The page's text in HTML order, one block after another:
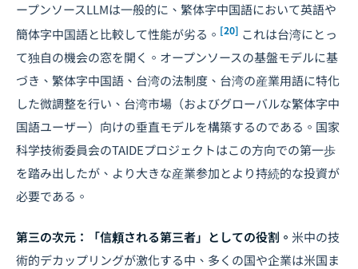
ープンソースLLMは一般的に、繁体字中国語において英語や
簡体字中国語と比較して性能が劣る。 [20] これは台湾にとっ
て独自の機会の窓を開く。オープンソースの基盤モデルに基
づき、繁体字中国語、台湾の法制度、台湾の産業用語に特化
した微調整を行い、台湾市場（およびグローバルな繁体字中
国語ユーザー）向けの垂直モデルを構築するのである。国家
科学技術委員会のTAIDEプロジェクトはこの方向での第一歩
を踏み出したが、より大きな産業参加とより持続的な投資が
必要である。
第三の次元：「信頼される第三者」としての役割。 米中の技
術的デカップリングが激化する中、多くの国や企業は米国ま